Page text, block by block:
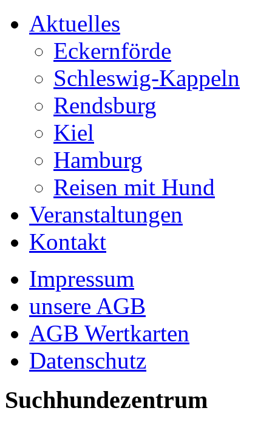
Aktuelles
Eckernförde
Schleswig-Kappeln
Rendsburg
Kiel
Hamburg
Reisen mit Hund
Veranstaltungen
Kontakt
Impressum
unsere AGB
AGB Wertkarten
Datenschutz
Suchhundezentrum